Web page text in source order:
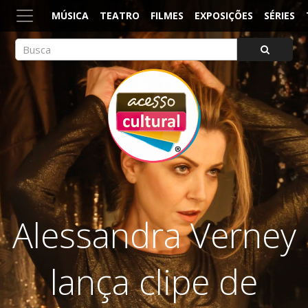
MÚSICA TEATRO FILMES EXPOSIÇÕES SÉRIES
ACESSO CULTURAL
Arte, Cultura Pop e Entretenimento
Alessandra Verney
lança clipe de